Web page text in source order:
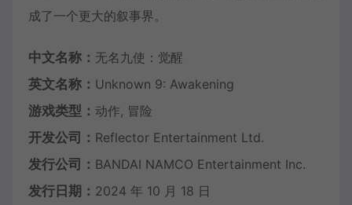
成了一个更大的叙事界。
中文名称： 无名九使：觉醒
英文名称： Unknown 9: Awakening
游戏类型： 动作, 冒险
开发公司： Reflector Entertainment Ltd.
发行公司： BANDAI NAMCO Entertainment Inc.
发行日期： 2024 年 10 月 18 日